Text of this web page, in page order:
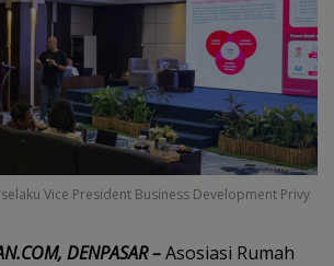
Vice President Business Development Privy
DENPASAR –Asosiasi Rumah